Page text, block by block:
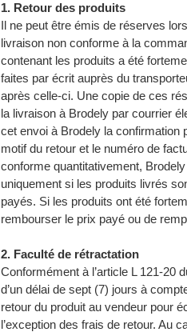
1. Retour des produits
Il ne peut être émis de réserves
livraison non conforme à la
contenant les produits a été
faites par écrit auprès du
après celle-ci. Une copie de ces
la livraison à Brodely par courrier
cet envoi à Brodely la confirmation
motif du retour et le numéro de
conforme quantitativement,
uniquement si les produits livrés
payés. Si les produits ont été
rembourser le prix payé ou de
2. Faculté de rétractation
Conformément à l’article L 121-20
d’un délai de sept (7) jours à
retour du produit au vendeur pour
l’exception des frais de retour. Au